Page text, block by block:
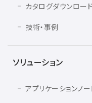
カタログダウンロード
技術・事例
ソリューション
アプリケーションノー